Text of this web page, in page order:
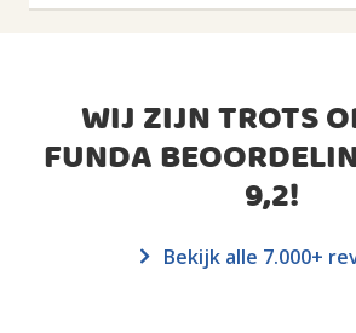
WIJ ZIJN TROTS
FUNDA
9,2!
Bekijk alle 7.000+